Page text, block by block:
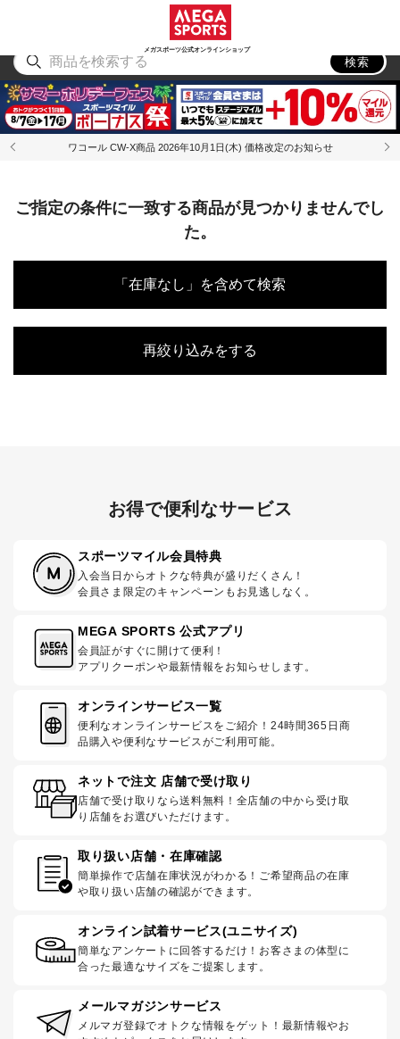
メガスポーツ公式オンラインショップ
アウトドア
検索
ワコール CW-X商品 2026年10月1日(木) 価格改定のお知らせ
ご指定の条件に一致する商品が見つかりませんでし
た。
「在庫なし」を含めて検索
再絞り込みをする
お得で便利なサービス
スポーツマイル会員特典
入会当日からオトクな特典が盛りだくさん！
会員さま限定のキャンペーンもお見逃しなく。
MEGA SPORTS 公式アプリ
会員証がすぐに開けて便利！
アプリクーポンや最新情報をお知らせします。
オンラインサービス一覧
便利なオンラインサービスをご紹介！24時間365日商
品購入や便利なサービスがご利用可能。
ネットで注文 店舗で受け取り
店舗で受け取りなら送料無料！全店舗の中から受け取
り店舗をお選びいただけます。
取り扱い店舗・在庫確認
簡単操作で店舗在庫状況がわかる！ご希望商品の在庫
や取り扱い店舗の確認ができます。
オンライン試着サービス(ユニサイズ)
簡単なアンケートに回答するだけ！お客さまの体型に
合った最適なサイズをご提案します。
メールマガジンサービス
メルマガ登録でオトクな情報をゲット！最新情報やお